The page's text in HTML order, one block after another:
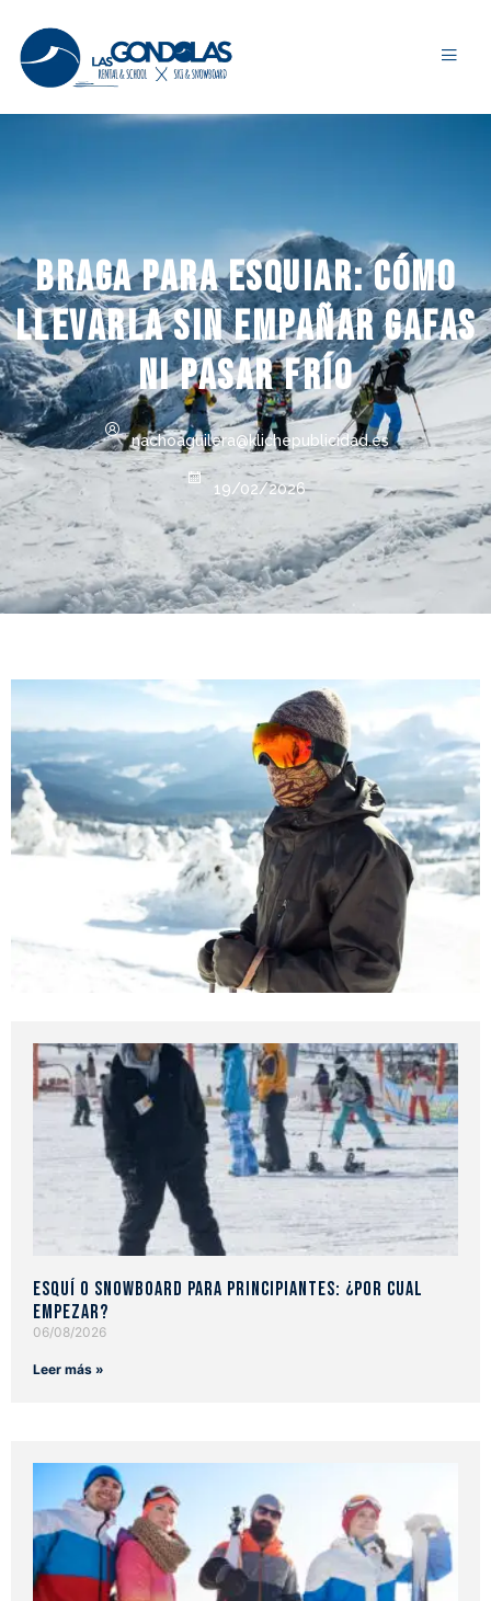
Braga para esquiar: cómo
llevarla sin empañar gafas
ni pasar frío
nachoaguilera@klichepublicidad.es
19/02/2026
Esquí o snowboard para principiantes: ¿Por cual
empezar?
06/08/2026
Leer más »